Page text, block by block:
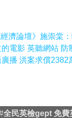
濟論壇》施崇棠
電影 英聽網站 防
播 洪案求償2382
全民英檢gept 免費